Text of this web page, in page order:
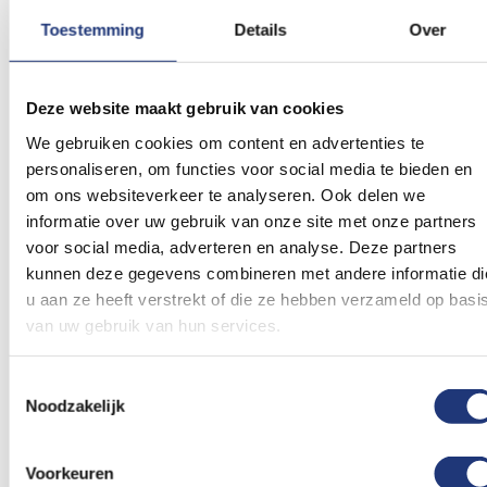
Toestemming Details Over
Deze website maakt gebruik van cookies
We gebruiken cookies om content en advertenties te
personaliseren, om functies voor social media te bieden en
om ons websiteverkeer te analyseren. Ook delen we
informatie over uw gebruik van onze site met onze partners
voor social media, adverteren en analyse. Deze partners
kunnen deze gegevens combineren met andere informatie
u aan ze heeft verstrekt of die ze hebben verzameld op
van uw gebruik van hun services.
Noodzakelijk
Voorkeuren
Spunpoly
34,67
Excl. BTW
Voor 16:00 besteld, dezelfde
dag verzonden
In winkelmand
Spunpoly
34,67
Excl. BTW
Voor 16:00 besteld, dezelfde
dag verzonden
In winkelmand
Voeg
toe
verlanglijst
Voeg
toe